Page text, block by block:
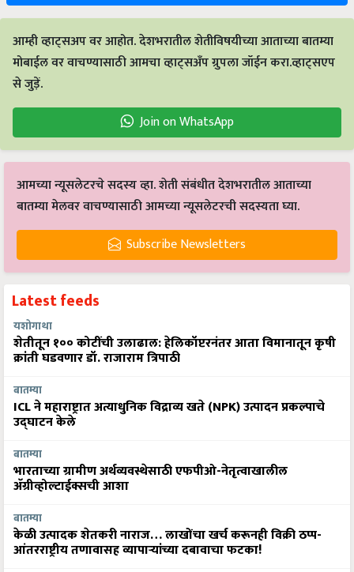
आम्ही व्हाट्सअप वर आहोत. देशभरातील शेतीविषयीच्या आताच्या बातम्या
मोबाईल वर वाचण्यासाठी आमचा व्हाट्सअँप ग्रुपला जॉईन करा.व्हाट्सएप
से जुड़ें.
Join on WhatsApp
आमच्या न्यूसलेटरचे सदस्य व्हा. शेती संबंधीत देशभरातील आताच्या
बातम्या मेलवर वाचण्यासाठी आमच्या न्यूसलेटरची सदस्यता घ्या.
Subscribe Newsletters
Latest feeds
यशोगाथा
शेतीतून १०० कोटींची उलाढाल: हेलिकॉप्टरनंतर आता विमानातून कृषी
क्रांती घडवणार डॉ. राजाराम त्रिपाठी
बातम्या
ICL ने महाराष्ट्रात अत्याधुनिक विद्राव्य खते (NPK) उत्पादन प्रकल्पाचे
उद्घाटन केले
बातम्या
भारताच्या ग्रामीण अर्थव्यवस्थेसाठी एफपीओ-नेतृत्वाखालील
अ‍ॅग्रीव्होल्टाईक्सची आशा
बातम्या
केळी उत्पादक शेतकरी नाराज… लाखोंचा खर्च करूनही विक्री ठप्प-
आंतरराष्ट्रीय तणावासह व्यापाऱ्यांच्या दबावाचा फटका!